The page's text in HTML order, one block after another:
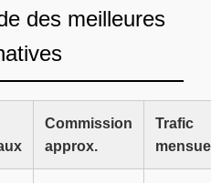
des meilleures
Commission
approx.
Trafic